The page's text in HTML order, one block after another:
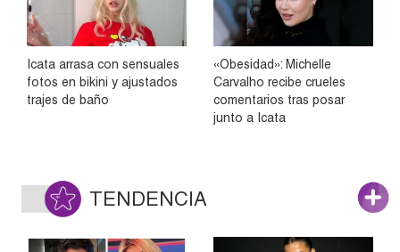
Icata arrasa con sensuales
fotos en bikini y ajustados
trajes de baño
«Obesidad»: Michelle
Carvalho recibe crueles
comentarios tras posar
junto a Icata
TENDENCIA